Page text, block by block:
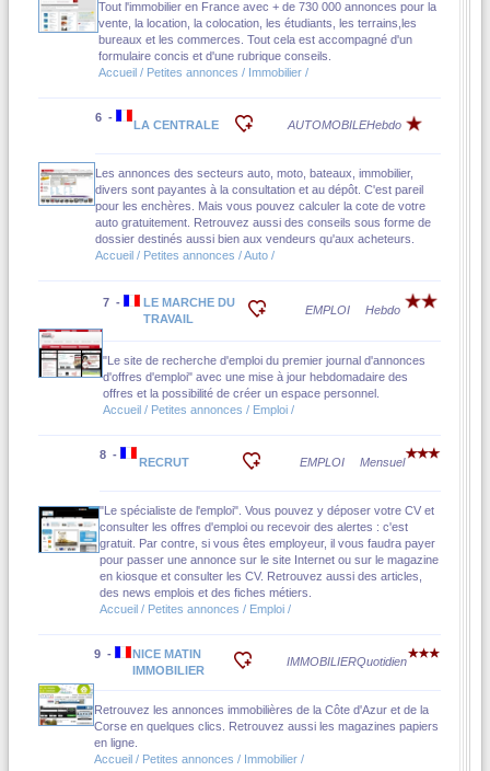
Tout l'immobilier en France avec + de 730 000 annonces pour la
vente, la location, la colocation, les étudiants, les terrains,les
bureaux et les commerces. Tout cela est accompagné d'un
formulaire concis et d'une rubrique conseils.
Accueil / Petites annonces / Immobilier /
6 -
LA CENTRALE AUTOMOBILEHebdo
Les annonces des secteurs auto, moto, bateaux, immobilier,
divers sont payantes à la consultation et au dépôt. C'est pareil
pour les enchères. Mais vous pouvez calculer la cote de votre
auto gratuitement. Retrouvez aussi des conseils sous forme de
dossier destinés aussi bien aux vendeurs qu'aux acheteurs.
Accueil / Petites annonces / Auto /
7 -
LE MARCHE DU
TRAVAIL
EMPLOI Hebdo
"Le site de recherche d'emploi du premier journal d'annonces
d'offres d'emploi" avec une mise à jour hebdomadaire des
offres et la possibilité de créer un espace personnel.
Accueil / Petites annonces / Emploi /
8 -
RECRUT EMPLOI Mensuel
"Le spécialiste de l'emploi". Vous pouvez y déposer votre CV et
consulter les offres d'emploi ou recevoir des alertes : c'est
gratuit. Par contre, si vous êtes employeur, il vous faudra payer
pour passer une annonce sur le site Internet ou sur le magazine
en kiosque et consulter les CV. Retrouvez aussi des articles,
des news emplois et des fiches métiers.
Accueil / Petites annonces / Emploi /
9 -
NICE MATIN
IMMOBILIER
IMMOBILIERQuotidien
Retrouvez les annonces immobilières de la Côte d'Azur et de la
Corse en quelques clics. Retrouvez aussi les magazines papiers
en ligne.
Accueil / Petites annonces / Immobilier /